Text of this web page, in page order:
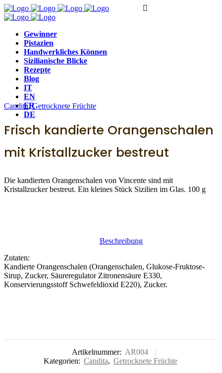
Gewinner
Pistazien
Handwerkliches Können
Sizilianische Blicke
Rezepte
Blog
IT
EN
FR
DE
Candita,Getrocknete Früchte
Frisch kandierte Orangenschalen
mit Kristallzucker bestreut
Die kandierten Orangenschalen von Vincente sind mit
Kristallzucker bestreut. Ein kleines Stück Sizilien im Glas. 100 g
Beschreibung
Zutaten:
Kandierte Orangenschalen (Orangenschalen, Glukose-Fruktose-
Sirup, Zucker, Säureregulator Zitronensäure E330,
Konservierungsstoff Schwefeldioxid E220), Zucker.
Artikelnummer: AR004
Kategorien: Candita, Getrocknete Früchte